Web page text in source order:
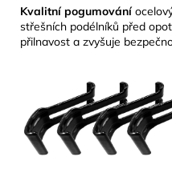
Kvalitní pogumování
střešních podélníků před
přilnavost a zvyšuje